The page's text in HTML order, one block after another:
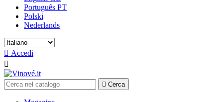
Português PT
Polski
Nederlands
 Accedi

 Cerca